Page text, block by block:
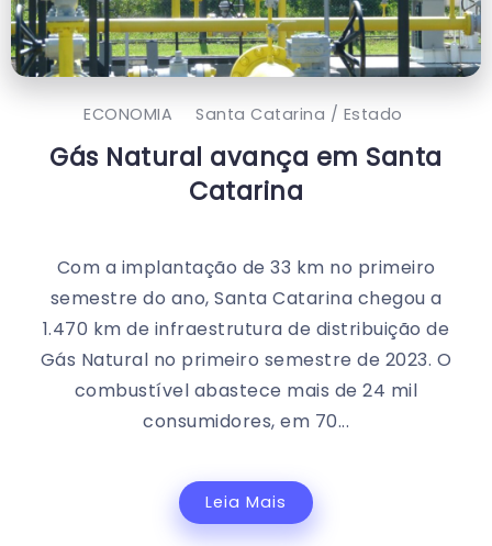
ECONOMIA Santa Catarina / Estado
Gás Natural avança em Santa
Catarina
Com a implantação de 33 km no primeiro
semestre do ano, Santa Catarina chegou a
1.470 km de infraestrutura de distribuição de
Gás Natural no primeiro semestre de 2023. O
combustível abastece mais de 24 mil
consumidores, em 70...
Leia Mais